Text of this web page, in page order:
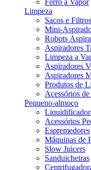
Ferro a Vapor
Limpeza
Sacos e Filtros
Mini-
Robots
Aspiradores
Limpeza a
Aspiradores
Aspiradores
Produtos de
Acessórios
Pequeno-almoço
Acessórios
Espremedores
Máquinas de
Slow Juicers
Sanduicheiras